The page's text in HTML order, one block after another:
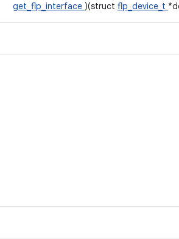
get_flp_interface )(struct flp_device_t